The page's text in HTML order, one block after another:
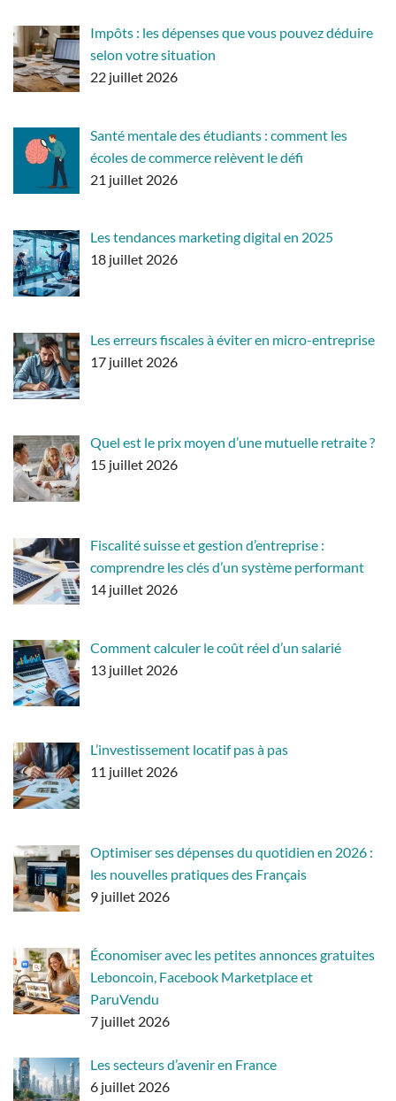
Impôts : les dépenses que vous pouvez déduire
selon votre situation
22 juillet 2026
Santé mentale des étudiants : comment les
écoles de commerce relèvent le défi
21 juillet 2026
Les tendances marketing digital en 2025
18 juillet 2026
Les erreurs fiscales à éviter en micro-entreprise
17 juillet 2026
Quel est le prix moyen d’une mutuelle retraite ?
15 juillet 2026
Fiscalité suisse et gestion d’entreprise :
comprendre les clés d’un système performant
14 juillet 2026
Comment calculer le coût réel d’un salarié
13 juillet 2026
L’investissement locatif pas à pas
11 juillet 2026
Optimiser ses dépenses du quotidien en 2026 :
les nouvelles pratiques des Français
9 juillet 2026
Économiser avec les petites annonces gratuites
Leboncoin, Facebook Marketplace et
ParuVendu
7 juillet 2026
Les secteurs d’avenir en France
6 juillet 2026